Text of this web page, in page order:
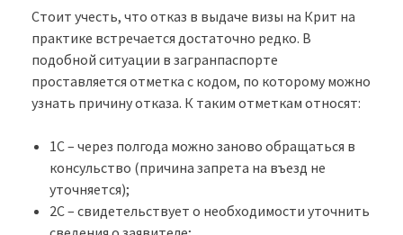
Стоит учесть, что отказ в выдаче визы на Крит на
практике встречается достаточно редко. В
подобной ситуации в загранпаспорте
проставляется отметка с кодом, по которому можно
узнать причину отказа. К таким отметкам относят:
1С – через полгода можно заново обращаться в
консульство (причина запрета на въезд не
уточняется);
2С – свидетельствует о необходимости уточнить